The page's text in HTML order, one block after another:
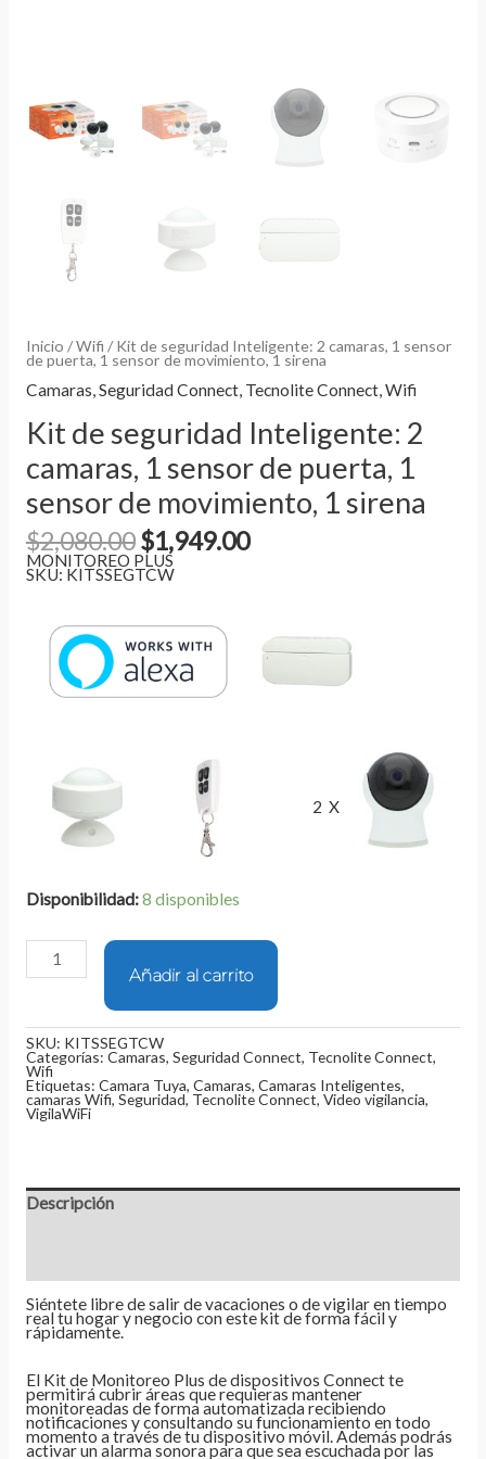
Inicio /Wifi / Kit de seguridad Inteligente: 2 camaras, 1 sensor
de puerta, 1 sensor de movimiento, 1 sirena
Camaras,Seguridad Connect, Tecnolite Connect,Wifi
Kit de seguridad Inteligente: 2
camaras, 1 sensor de puerta, 1
sensor de movimiento, 1 sirena
$2,080.00$1,949.00
MONITOREO PLUS
SKU: KITSSEGTCW
2 X
Disponibilidad:8 disponibles
Añadir al carrito
SKU: KITSSEGTCW
Categorías: Camaras, Seguridad Connect, Tecnolite Connect,
Wifi
Etiquetas: Camara Tuya, Camaras, Camaras Inteligentes,
camaras Wifi, Seguridad, Tecnolite Connect, Video vigilancia,
VigilaWiFi
Descripción
Siéntete libre de salir de vacaciones o de vigilar en tiempo
real tu hogar y negocio con este kit de forma fácil y
rápidamente.
El Kit de Monitoreo Plus de dispositivos Connect te
permitirá cubrir áreas que requieras mantener
monitoreadas de forma automatizada recibiendo
notificaciones y consultando su funcionamiento en todo
momento a través de tu dispositivo móvil. Además podrás
activar un alarma sonora para que sea escuchada por las